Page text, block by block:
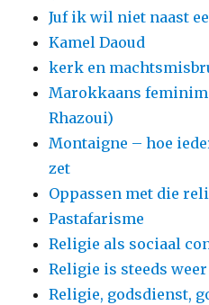
Juf ik wil niet naast
Kamel Daoud
kerk en
Marokkaans
Rhazoui)
Montaigne – hoe
zet
Oppassen met die
Pastafarisme
Religie als sociaal
Religie is steeds
Religie, godsdienst,